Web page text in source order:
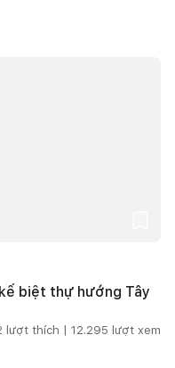
biệt thự hướng Tây
lượt thích | 12.295 lượt xem